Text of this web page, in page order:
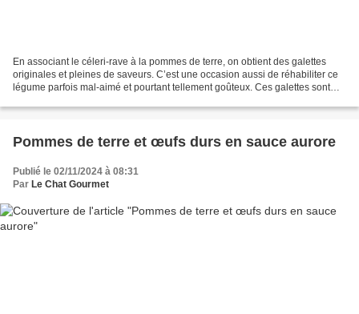
En associant le céleri-rave à la pommes de terre, on obtient des galettes
originales et pleines de saveurs. C’est une occasion aussi de réhabiliter ce
légume parfois mal-aimé et pourtant tellement goûteux. Ces galettes sont
Pommes de terre et œufs durs en sauce aurore
Publié le 02/11/2024 à 08:31
Par Le Chat Gourmet